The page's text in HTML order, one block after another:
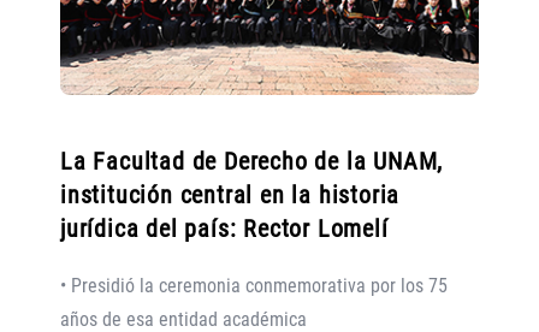
La Facultad de Derecho de la UNAM,
institución central en la historia
jurídica del país: Rector Lomelí
• Presidió la ceremonia conmemorativa por los 75
años de esa entidad académica